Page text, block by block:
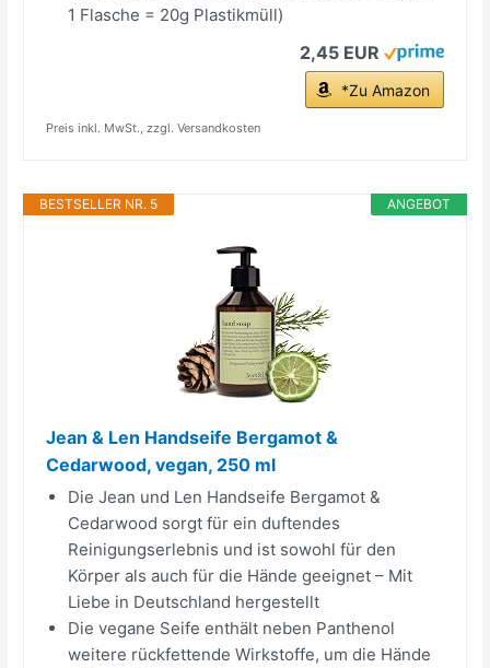
1 Flasche = 20g Plastikmüll)​
2,45 EUR
*Zu Amazon
Preis inkl. MwSt., zzgl. Versandkosten
ANGEBOT
BESTSELLER NR. 5
Jean & Len Handseife Bergamot &
Cedarwood, vegan, 250 ml
Die Jean und Len Handseife Bergamot &
Cedarwood sorgt für ein duftendes
Reinigungserlebnis und ist sowohl für den
Körper als auch für die Hände geeignet – Mit
Liebe in Deutschland hergestellt
Die vegane Seife enthält neben Panthenol
weitere rückfettende Wirkstoffe, um die Hände